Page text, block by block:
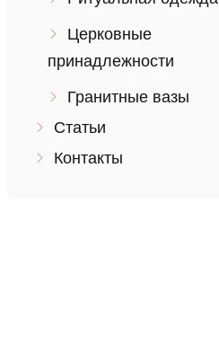
Церковные
принадлежности
Гранитные вазы
Статьи
Контакты